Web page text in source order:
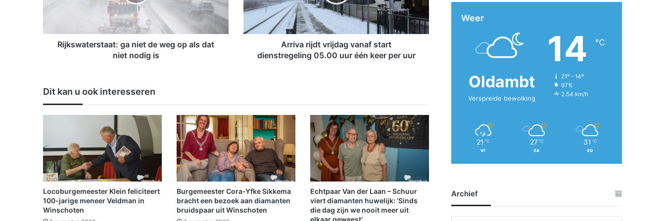
e
t
:
g
i
e
t
d
e
w
e
Rijkswaterstaat: ga niet de weg op als dat
niet nodig is
a
r
j
d
a
g
v
a
n
a
f
s
t
a
Arriva rijdt vrijdag vanaf start
dienstregeling 05.00 uur één keer per uur
Dit kan u ook interesseren
Locoburgemeester Klein feliciteert
100-jarige meneer Veldman in
Winschoten
Burgemeester Cora-Yfke Sikkema
bracht een bezoek aan diamanten
bruidspaar uit Winschoten
Echtpaar Van der Laan – Schuur
viert diamanten huwelijk: ‘Sinds
die dag zijn we nooit meer uit
Weer
Oldambt
Verspreide bewolking
14 ℃
21º - 14º
97%
2.54 km/h
21 ℃
vr
27 ℃
za
31 ℃
zo
Archief